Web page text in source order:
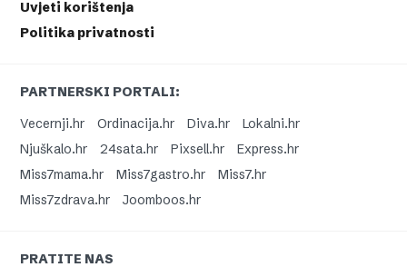
Uvjeti korištenja
Politika privatnosti
PARTNERSKI PORTALI:
Vecernji.hr
Ordinacija.hr Diva.hr
Lokalni.hr
Njuškalo.hr
24sata.hr Pixsell.hr
Express.hr
Miss7mama.hr
Miss7gastro.hr
Miss7.hr
Miss7zdrava.hr
Joomboos.hr
PRATITE NAS